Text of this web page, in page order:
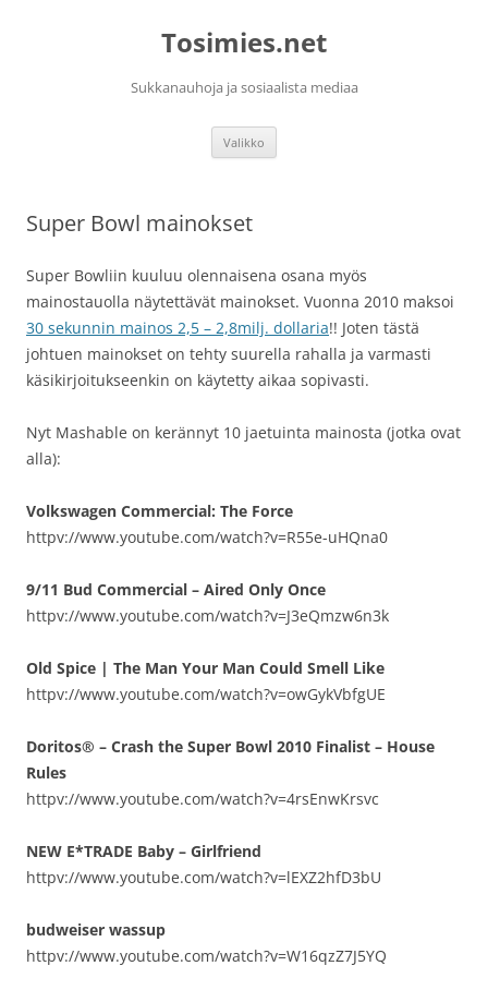
Tosimies.net
Sukkanauhoja ja sosiaalista mediaa
Valikko
Super Bowl mainokset
Super Bowliin kuuluu olennaisena osana myös
mainostauolla näytettävät mainokset. Vuonna 2010 maksoi
30 sekunnin mainos 2,5 – 2,8milj. dollaria!! Joten tästä
johtuen mainokset on tehty suurella rahalla ja varmasti
käsikirjoitukseenkin on käytetty aikaa sopivasti.
Nyt Mashable on kerännyt 10 jaetuinta mainosta (jotka ovat
alla):
Volkswagen Commercial: The Force
httpv://www.youtube.com/watch?v=R55e-uHQna0
9/11 Bud Commercial – Aired Only Once
httpv://www.youtube.com/watch?v=J3eQmzw6n3k
Old Spice | The Man Your Man Could Smell Like
httpv://www.youtube.com/watch?v=owGykVbfgUE
Doritos® – Crash the Super Bowl 2010 Finalist – House
Rules
httpv://www.youtube.com/watch?v=4rsEnwKrsvc
NEW E*TRADE Baby – Girlfriend
httpv://www.youtube.com/watch?v=lEXZ2hfD3bU
budweiser wassup
httpv://www.youtube.com/watch?v=W16qzZ7J5YQ